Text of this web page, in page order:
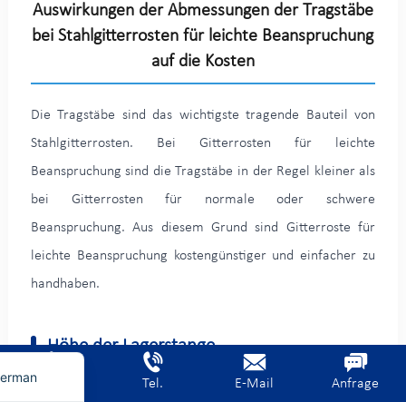
Auswirkungen der Abmessungen der Tragstäbe
bei Stahlgitterrosten für leichte Beanspruchung
auf die Kosten
Die Tragstäbe sind das wichtigste tragende Bauteil von
Stahlgitterrosten. Bei Gitterrosten für leichte
Beanspruchung sind die Tragstäbe in der Regel kleiner als
bei Gitterrosten für normale oder schwere
Beanspruchung. Aus diesem Grund sind Gitterroste für
leichte Beanspruchung kostengünstiger und einfacher zu
handhaben.
Höhe der Lagerstange
Die Höhe des Tragstabs beeinflusst die Biegefestigkeit. Ein
Startseite Tel. E-Mail Anfrage